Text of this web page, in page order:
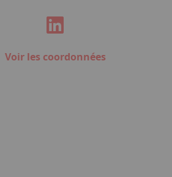
Voir les coordonnées